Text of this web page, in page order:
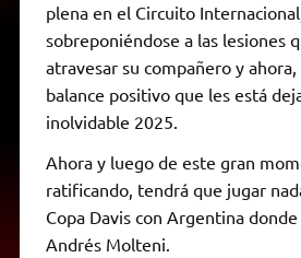
plena en el Circuito
sobreponiéndose a las lesiones
atravesar su compañero y
balance positivo que les está
inolvidable 2025.
Ahora y luego de este gran
ratificando, tendrá que jugar
Copa Davis con Argentina
Andrés Molteni.